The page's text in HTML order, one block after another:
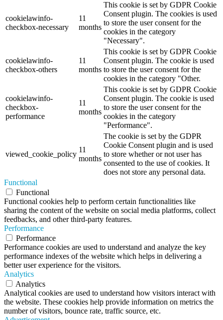
cookielawinfo-
checkbox-necessary
11
months
This cookie is set by GDPR Cookie
Consent plugin. The cookies is used
to store the user consent for the
cookies in the category
"Necessary".
cookielawinfo-
checkbox-others
11
months
This cookie is set by GDPR Cookie
Consent plugin. The cookie is used
to store the user consent for the
cookies in the category "Other.
cookielawinfo-
checkbox-
performance
11
months
This cookie is set by GDPR Cookie
Consent plugin. The cookie is used
to store the user consent for the
cookies in the category
"Performance".
viewed_cookie_policy
11
months
The cookie is set by the GDPR
Cookie Consent plugin and is used
to store whether or not user has
consented to the use of cookies. It
does not store any personal data.
Functional
Functional
Functional cookies help to perform certain functionalities like
sharing the content of the website on social media platforms, collect
feedbacks, and other third-party features.
Performance
Performance
Performance cookies are used to understand and analyze the key
performance indexes of the website which helps in delivering a
better user experience for the visitors.
Analytics
Analytics
Analytical cookies are used to understand how visitors interact with
the website. These cookies help provide information on metrics the
number of visitors, bounce rate, traffic source, etc.